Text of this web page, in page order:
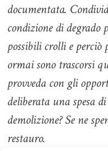
documentata.
condizione di degrado
possibili crolli e perciò
ormai sono trascorsi
provveda con gli
deliberata una spesa
demolizione? Se ne
restauro.